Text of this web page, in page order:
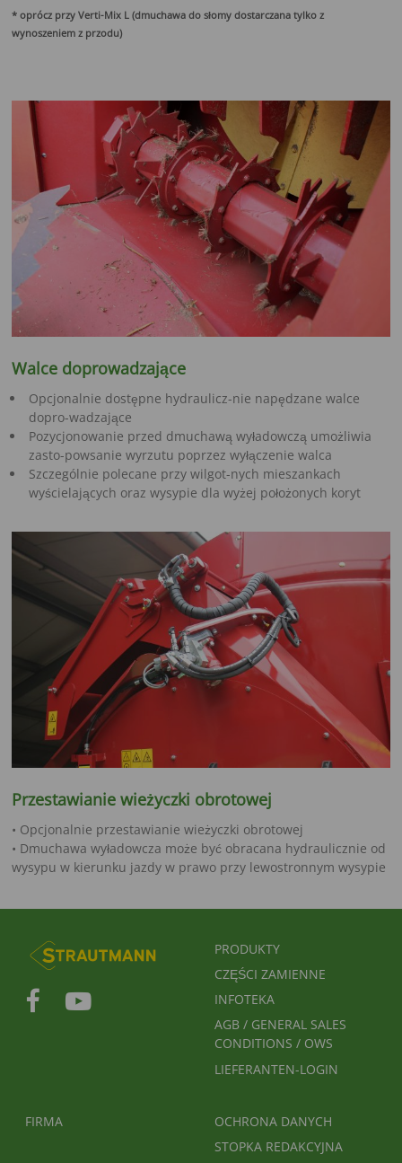
* oprócz przy Verti-Mix L (dmuchawa do słomy dostarczana tylko z
wynoszeniem z przodu)
Walce doprowadzające
Opcjonalnie dostępne hydraulicz-nie napędzane walce
dopro-wadzające
Pozycjonowanie przed dmuchawą wyładowczą umożliwia
zasto-powsanie wyrzutu poprzez wyłączenie walca
Szczególnie polecane przy wilgot-nych mieszankach
wyścielających oraz wysypie dla wyżej położonych koryt
Przestawianie wieżyczki obrotowej
• Opcjonalnie przestawianie wieżyczki obrotowej
• Dmuchawa wyładowcza może być obracana hydraulicznie od
wysypu w kierunku jazdy w prawo przy lewostronnym wysypie
FUSSBEREICHSMENÜ
PRODUKTY
CZĘŚCI ZAMIENNE
INFOTEKA
AGB / GENERAL SALES
CONDITIONS / OWS
LIEFERANTEN-LOGIN
FUSSBEREICH 2
FIRMA FUSSBEREICH 3
OCHRONA DANYCH
STOPKA REDAKCYJNA